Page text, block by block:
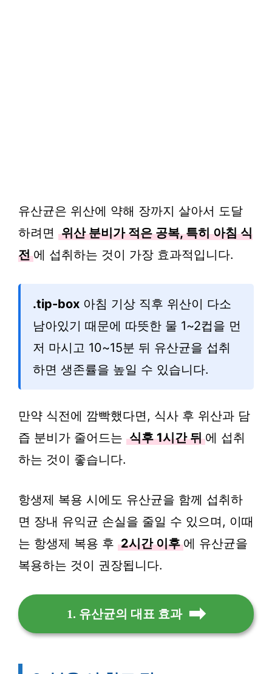
유산균은 위산에 약해 장까지 살아서 도달
하려면 위산 분비가 적은 공복, 특히 아침 식
전 에 섭취하는 것이 가장 효과적입니다.
.tip-box 아침 기상 직후 위산이 다소
남아있기 때문에 따뜻한 물 1~2컵을 먼
저 마시고 10~15분 뒤 유산균을 섭취
하면 생존률을 높일 수 있습니다.
만약 식전에 깜빡했다면, 식사 후 위산과 담
즙 분비가 줄어드는 식후 1시간 뒤 에 섭취
하는 것이 좋습니다.
항생제 복용 시에도 유산균을 함께 섭취하
면 장내 유익균 손실을 줄일 수 있으며, 이때
는 항생제 복용 후 2시간 이후 에 유산균을
복용하는 것이 권장됩니다.
1. 유산균의 대표 효과